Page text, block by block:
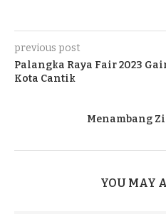
previous post
Palangka Raya Fair 2023
Kota Cantik
Menambang
YOU MAY